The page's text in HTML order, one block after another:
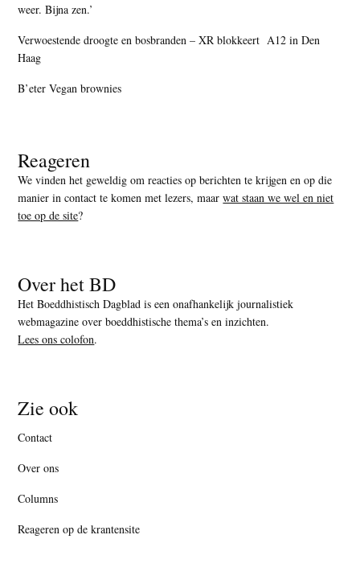
weer. Bijna zen.’
Verwoestende droogte en bosbranden – XR blokkeert A12 in Den
Haag
B’eter Vegan brownies
Reageren
We vinden het geweldig om reacties op berichten te krijgen en op die
manier in contact te komen met lezers, maarwat staan we wel en niet
toe op de site?
Over het BD
Het Boeddhistisch Dagblad is een onafhankelijk journalistiek
webmagazine over boeddhistische thema’s en inzichten.
Lees ons colofon.
Zie ook
Contact
Over ons
Columns
Reageren op de krantensite